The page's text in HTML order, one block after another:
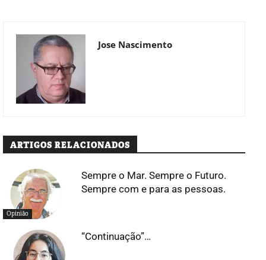
Jose Nascimento
ARTIGOS RELACIONADOS
Opinião
Sempre o Mar. Sempre o Futuro.
Sempre com e para as pessoas.
“Continuação”…